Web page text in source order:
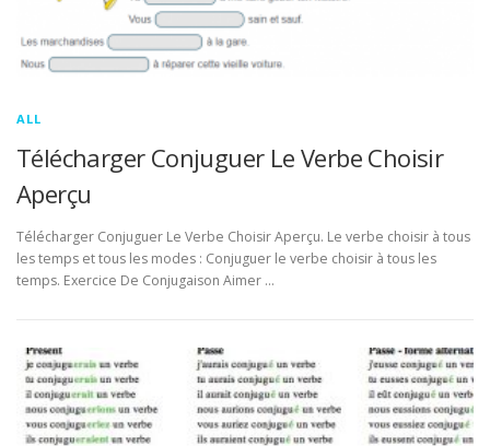
ALL
Télécharger Conjuguer Le Verbe Choisir
Aperçu
Télécharger Conjuguer Le Verbe Choisir Aperçu. Le verbe choisir à tous
les temps et tous les modes : Conjuguer le verbe choisir à tous les
temps. Exercice De Conjugaison Aimer …